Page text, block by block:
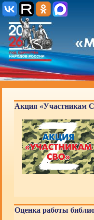
Акция «Участникам
Оценка работы